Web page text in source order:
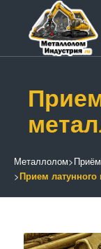
Металлолом>
>Прием